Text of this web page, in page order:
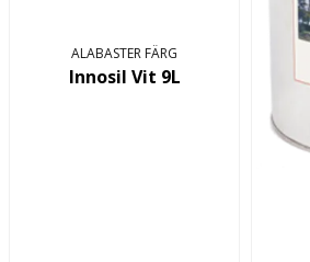
ALABASTER FÄRG
Innosil Vit 9L